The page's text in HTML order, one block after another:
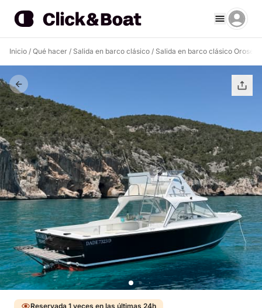
Inicio / Qué hacer / Salida en barco clásico / Salida en barco clásico Orosei
Reservada 1 veces en las últimas 24h